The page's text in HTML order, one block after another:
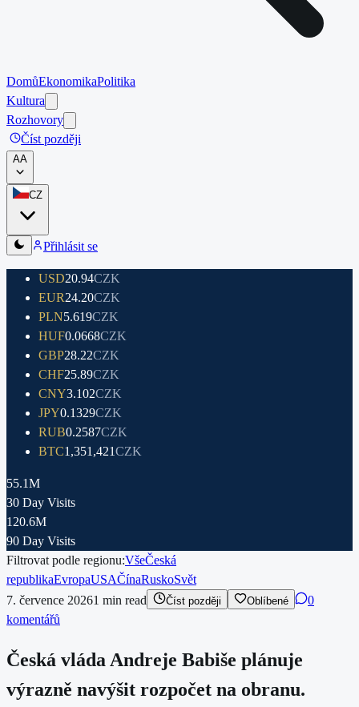
DomůEkonomikaPolitika
Kultura
Rozhovory
Číst později
AA
CZ
Přihlásit se
USD20.94CZK
EUR24.20CZK
PLN5.619CZK
HUF0.0668CZK
GBP28.22CZK
CHF25.89CZK
CNY3.102CZK
JPY0.1329CZK
RUB0.2587CZK
BTC1,351,421CZK
55.1M
30 Day Visits
120.6M
90 Day Visits
Filtrovat podle regionu:VšeČeská
republikaEvropaUSAČínaRuskoSvět
7. července 20261 min read Číst později Oblíbené
0
komentářů
Česká vláda Andreje Babiše plánuje
výrazně navýšit rozpočet na obranu.